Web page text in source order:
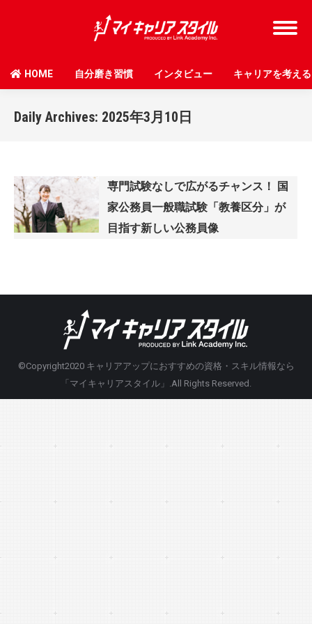
HOME 自分磨き習慣 インタビュー キャリアを考える
Daily Archives: 2025年3月10日
専門試験なしで広がるチャンス！ 国
家公務員一般職試験「教養区分」が
目指す新しい公務員像
©Copyright2020 キャリアアップにおすすめの資格・スキル情報なら
「マイキャリアスタイル」 .All Rights Reserved.